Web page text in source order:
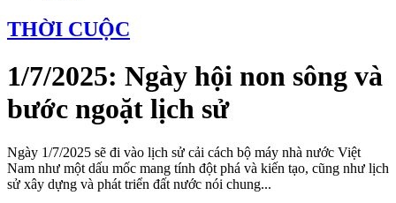
THỜI CUỘC
1/7/2025: Ngày hội non sông và
bước ngoặt lịch sử
Ngày 1/7/2025 sẽ đi vào lịch sử cải cách bộ máy nhà nước Việt
Nam như một dấu mốc mang tính đột phá và kiến tạo, cũng như lịch
sử xây dựng và phát triển đất nước nói chung...